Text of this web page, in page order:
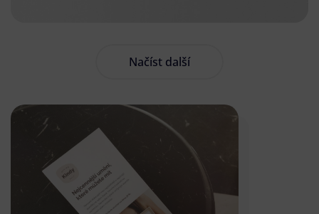
Načíst další